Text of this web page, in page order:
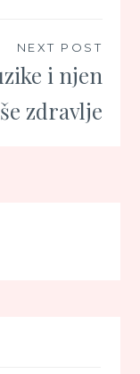
NEXT POST
i njen
zdravlje